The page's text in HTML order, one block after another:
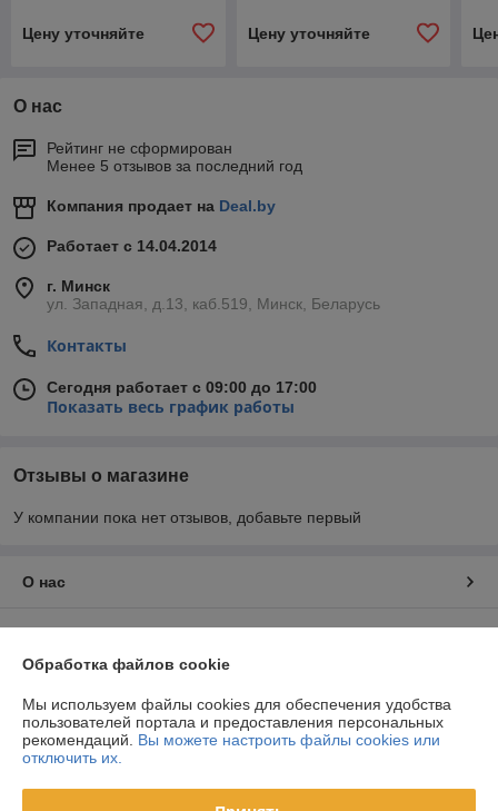
Цену уточняйте Цену уточняйте
О нас
Рейтинг не сформирован
Менее 5 отзывов за последний год
Компания продает на Deal.by
Работает с 14.04.2014
г. Минск
ул. Западная, д.13, каб.519, Минск, Беларусь
Контакты
Сегодня работает с 09:00 до 17:00
Показать весь график работы
Отзывы о магазине
У компании пока нет отзывов, добавьте первый
О нас
График работы
Полная версия сайта
Обработка файлов cookie
Мы используем файлы cookies для обеспечения удобства
пользователей портала и предоставления персональных
рекомендаций. Вы можете настроить файлы cookies или
отключить их.